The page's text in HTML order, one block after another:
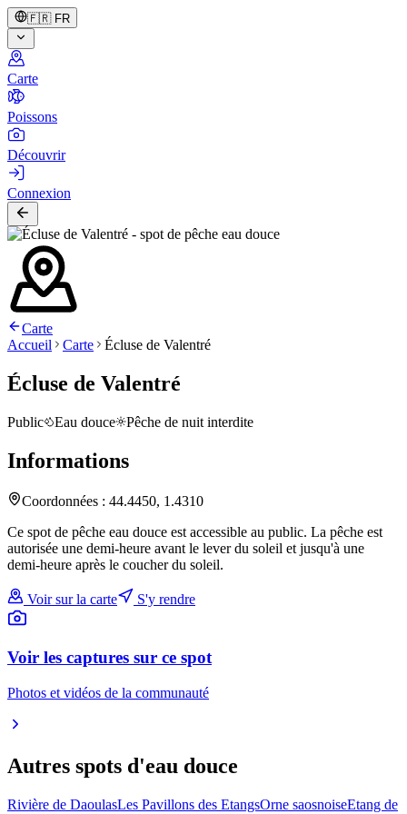
🇫🇷 FR
Carte
Poissons
Découvrir
Connexion
Carte
Accueil
Carte Écluse de Valentré
Écluse de Valentré
Public Eau douce Pêche de nuit interdite
Informations
Coordonnées : 44.4450, 1.4310
Ce spot de pêche eau douce est accessible au public. La pêche est
autorisée une demi-heure avant le lever du soleil et jusqu'à une
demi-heure après le coucher du soleil.
Voir sur la carte S'y rendre
Voir les captures sur ce spot
Photos et vidéos de la communauté
Autres spots d'eau douce
Rivière de DaoulasLes Pavillons des EtangsOrne saosnoiseEtang de